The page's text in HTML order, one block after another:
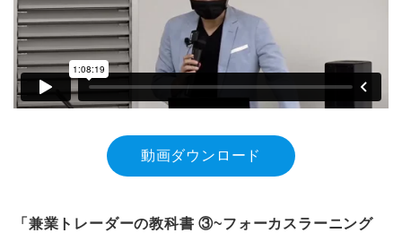
動画ダウンロード
「兼業トレーダーの教科書 ③~フォーカスラーニング